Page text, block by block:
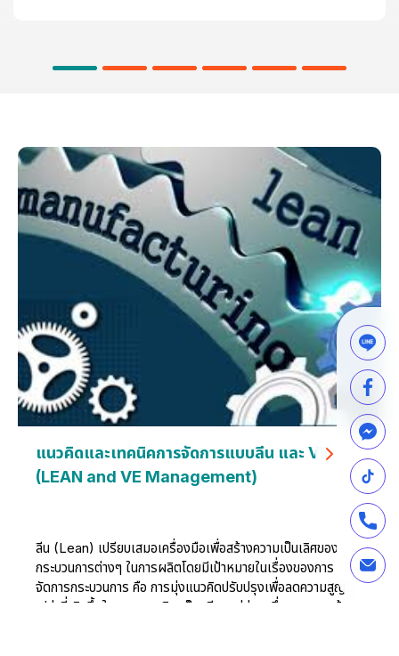
แนวคิดและเทคนิคการจัดการแบบลีน และ VE
(LEAN and VE Management)
ลีน (Lean) เปรียบเสมอเครื่องมือเพื่อสร้างความเป็นเลิศของ
กระบวนการต่างๆ ในการผลิตโดยมีเป้าหมายในเรื่องของการ
จัดการกระบวนการ คือ การมุ่งแนวคิดปรับปรุงเพื่อลดความสูญ
เปล่าที่เกิดขึ้นในสายการผลิต เป็นเพียงแค่ส่วนหนึ่งของการแก้